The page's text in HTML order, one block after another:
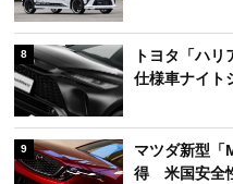
8
トヨタ「ハ
仕様車ナイト
9
マツダ新型「
得 米国安全